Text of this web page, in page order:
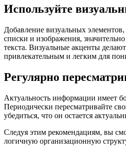
Используйте
Добавление визуальных элементов,
списки и изображения,
текста. Визуальные акценты
привлекательным и легким для
Регулярно
Актуальность информации имеет
Периодически пересматривайте
убедиться, что он остается
Следуя этим рекомендациям, вы
логичную организационную